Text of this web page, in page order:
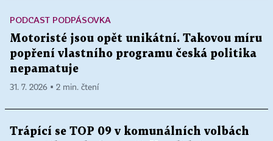
PODCAST PODPÁSOVKA
Motoristé jsou opět unikátní. Takovou míru
popření vlastního programu česká politika
nepamatuje
31. 7. 2026 ▪ 2 min. čtení
Trápící se TOP 09 v komunálních volbách